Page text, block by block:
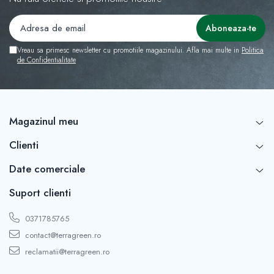
Vreau sa primesc newsletter cu promotiile magazinului. Afla mai multe in Politica
de Confidentialitate
Magazinul meu
Clienti
Date comerciale
Suport clienti
0371785765
contact@terragreen.ro
reclamatii@terragreen.ro